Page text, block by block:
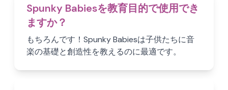
Spunky Babiesを教育目的で使用でき
ますか？
もちろんです！Spunky Babiesは子供たちに音
楽の基礎と創造性を教えるのに最適です。